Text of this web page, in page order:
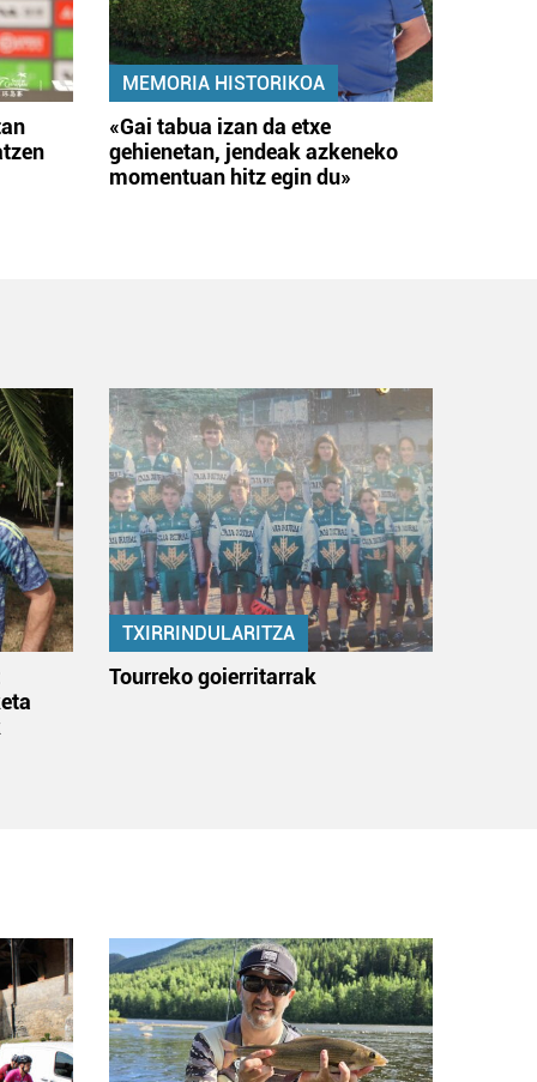
MEMORIA HISTORIKOA
«Gai tabua izan da etxe
gehienetan, jendeak azkeneko
momentuan hitz egin du»
TXIRRINDULARITZA
Tourreko goierritarrak